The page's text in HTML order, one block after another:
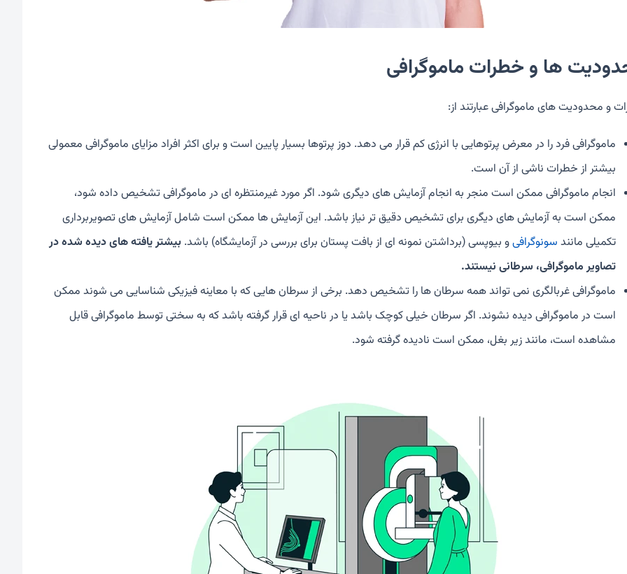
ها و خطرات ماموگرافی
و محدودیت های ماموگرافی عبارتند از:
ماموگرافی فرد را در معرض پرتوهایی با انرژی کم قرار می دهد. دوز پرتوها بسیار پایین است و برای اکثر افراد مزایای ماموگرافی معمولی
بیشتر از خطرات ناشی از آن است.
انجام ماموگرافی ممکن است منجر به انجام آزمایش های دیگری شود. اگر مورد غیرمنتظره ای در ماموگرافی تشخیص داده شود،
ممکن است به آزمایش های دیگری برای تشخیص دقیق تر نیاز باشد. این آزمایش ها ممکن است شامل آزمایش های تصویربرداری
تکمیلی مانند سونوگرافیو بیوپسی (برداشتن نمونه ای از بافت پستان برای بررسی در آزمایشگاه) باشد. بیشتر یافته های دیده شده در
تصاویر ماموگرافی، سرطانی نیستند.
ماموگرافی غربالگری نمی تواند همه سرطان ها را تشخیص دهد. برخی از سرطان هایی که با معاینه فیزیکی شناسایی می شوند ممکن
است در ماموگرافی دیده نشوند. اگر سرطان خیلی کوچک باشد یا در ناحیه ای قرار گرفته باشد که به سختی توسط ماموگرافی قابل
مشاهده است، مانند زیر بغل، ممکن است نادیده گرفته شود.